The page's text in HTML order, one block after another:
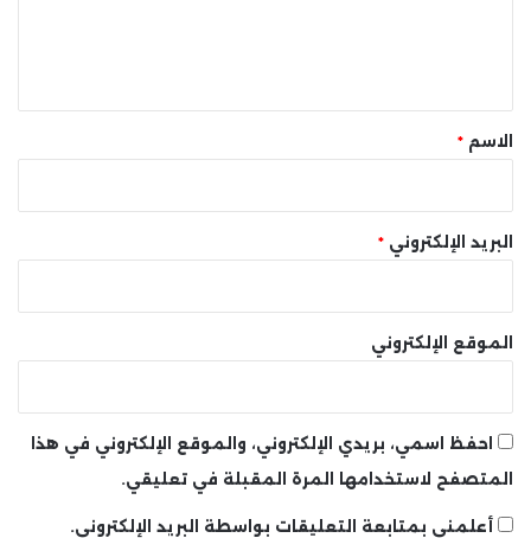
* الاسم *
البريد الإلكتروني *
الموقع الإلكتروني
احفظ اسمي، بريدي الإلكتروني، والموقع الإلكتروني في هذا
المتصفح لاستخدامها المرة المقبلة في تعليقي.
أعلمني بمتابعة التعليقات بواسطة البريد الإلكتروني.